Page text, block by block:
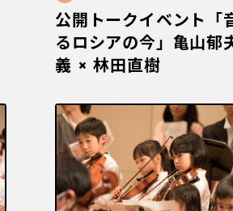
公開トークイベント「
るロシアの今」亀山郁
義 × 林田直樹